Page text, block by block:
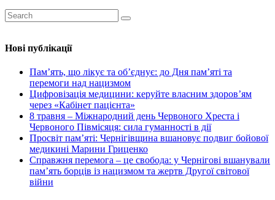
Нові публікації
Пам’ять, що лікує та об’єднує: до Дня пам’яті та
перемоги над нацизмом
Цифровізація медицини: керуйте власним здоров’ям
через «Кабінет пацієнта»
8 травня – Міжнародний день Червоного Хреста і
Червоного Півмісяця: сила гуманності в дії
Просвіт пам’яті: Чернігівщина вшановує подвиг бойової
медикині Марини Гриценко
Справжня перемога – це свобода: у Чернігові вшанували
пам’ять борців із нацизмом та жертв Другої світової
війни